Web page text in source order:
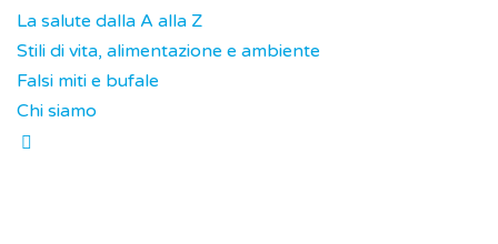
La salute dalla A alla Z
Stili di vita, alimentazione e ambiente
Falsi miti e bufale
Chi siamo